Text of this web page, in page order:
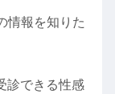
情報を知りた
診できる性感